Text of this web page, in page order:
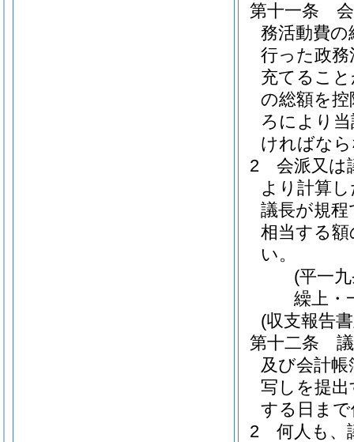
第十一条
務活動費
行った政
充てるこ
の総額を
ろにより
ければな
2
会派又は
より計算
議長が規
相当する
い。
(平一
繰上・
(収支報告
第十二条
及び会計
写しを提
する日ま
2
何人も、